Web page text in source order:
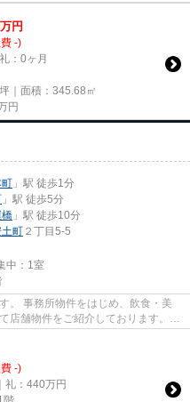
万円
-)
：0ヶ月
｜面積：345.68㎡
円
」駅 徒歩1分
」駅 徒歩5分
」駅 徒歩10分
町 ２丁目5-5
中： 1室
。 事務所物件をはじめ、飲食・美
店舗物件をご紹介しております。
-)
礼：440万円